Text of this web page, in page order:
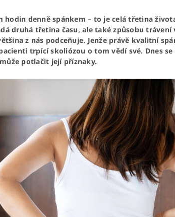
hodin denně spánkem – to je celá třetina
druhá třetina času, ale také způsobu trávení
z nás podceňuje. Jenže právě kvalitní
trpící skoliózou o tom vědí své. Dnes
potlačit její příznaky.